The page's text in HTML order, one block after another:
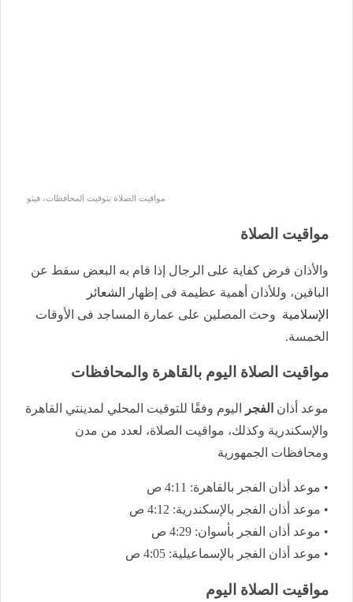
مواقيت الصلاة بتوقيت المحافظات، فيتو
مواقيت الصلاة
والأذان فرض كفاية على الرجال إذا قام به البعض سقط عن
الباقين، وللأذان أهمية عظيمة فى إظهار
الشعائر
الإسلامية وحث المصلين على عمارة المساجد فى الأوقات
الخمسة.
مواقيت الصلاة اليوم بالقاهرة والمحافظات
موعد أذان الفجر
اليوم وفقًا للتوقيت المحلي لمدينتي القاهرة
والإسكندرية وكذلك، مواقيت الصلاة، لعدد من مدن
ومحافظات الجمهورية
• موعد أذان الفجر بالقاهرة: 4:11 ص
• موعد أذان الفجر بالإسكندرية: 4:12 ص
• موعد أذان الفجر بأسوان: 4:29 ص
• موعد أذان الفجر بالإسماعيلية: 4:05 ص
مواقيت الصلاة اليوم